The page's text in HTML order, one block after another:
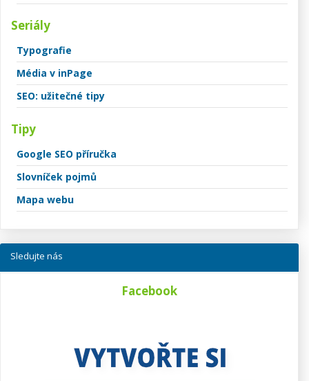
Seriály
Typografie
Média v inPage
SEO: užitečné tipy
Tipy
Google SEO příručka
Slovníček pojmů
Mapa webu
Sledujte nás
Facebook